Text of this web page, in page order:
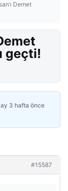
Demet
geçti!
ay 3 hafta önce
#15587